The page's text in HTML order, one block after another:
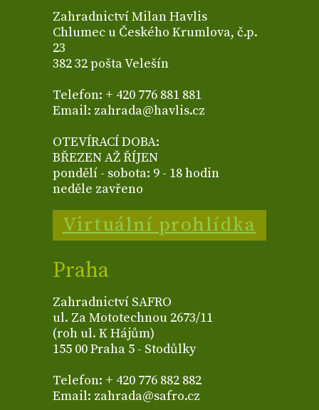
Zahradnictví Milan Havlis
Chlumec u Českého Krumlova, č.p.
23
382 32 pošta Velešín
Telefon: + 420 776 881 881
Email: zahrada@havlis.cz
OTEVÍRACÍ DOBA:
BŘEZEN AŽ ŘÍJEN
pondělí - sobota: 9 - 18 hodin
neděle zavřeno
Virtuální prohlídka
Praha
Zahradnictví SAFRO
ul. Za Mototechnou 2673/11
(roh ul. K Hájům)
155 00 Praha 5 - Stodůlky
Telefon: + 420 776 882 882
Email: zahrada@safro.cz